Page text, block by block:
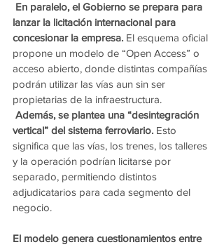
En paralelo, el Gobierno se prepara para
lanzar la licitación internacional para
concesionar la empresa. El esquema oficial
propone un modelo de “Open Access” o
acceso abierto, donde distintas compañías
podrán utilizar las vías aun sin ser
propietarias de la infraestructura.
Además, se plantea una “desintegración
vertical” del sistema ferroviario. Esto
significa que las vías, los trenes, los talleres
y la operación podrían licitarse por
separado, permitiendo distintos
adjudicatarios para cada segmento del
negocio.
El modelo genera cuestionamientos entre